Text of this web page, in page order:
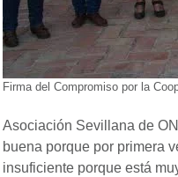
Firma del Compromiso por la
Asociación Sevillana de
buena porque por primera
insuficiente porque está